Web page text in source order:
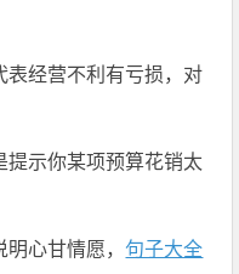
表经营不利有亏损，对
提示你某项预算花销太
心甘情愿， 句子大全